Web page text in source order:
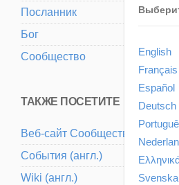
Посланник
Бог
Сообщество
ТАКЖЕ ПОСЕТИТЕ
Веб-сайт Cообщества (aнгл.)
События (aнгл.)
Wiki (aнгл.)
English
Français
Español
Deutsch
Svenska